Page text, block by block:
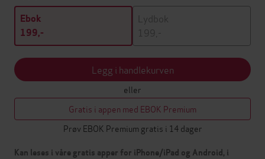
Ebok
199,-
Lydbok
199,-
Legg i handlekurven
eller
Gratis i appen med EBOK Premium
Prøv EBOK Premium gratis i 14 dager
Kan leses i våre gratis apper for iPhone/iPad og Android, i